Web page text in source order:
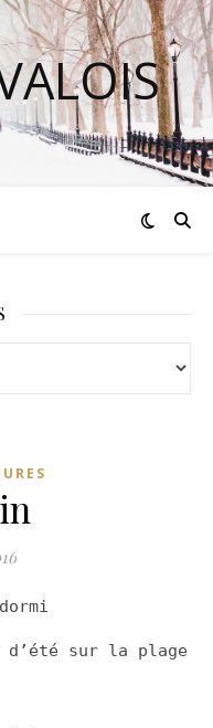
d’été sur la plage